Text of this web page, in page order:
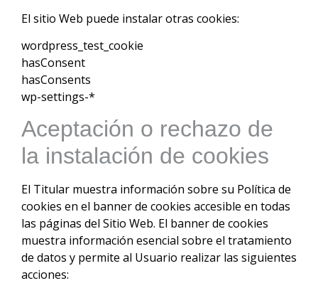
El sitio Web puede instalar otras cookies:
wordpress_test_cookie
hasConsent
hasConsents
wp-settings-*
Aceptación o rechazo de
la instalación de cookies
El Titular muestra información sobre su Política de
cookies en el banner de cookies accesible en todas
las páginas del Sitio Web. El banner de cookies
muestra información esencial sobre el tratamiento
de datos y permite al Usuario realizar las siguientes
acciones: